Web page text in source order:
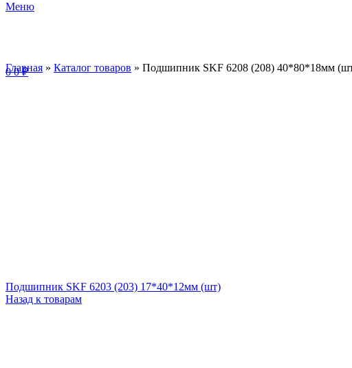
Меню
00₽
Главная » Каталог товаров » Подшипник SKF 6208 (208) 40*80*18мм
Подшипник SKF 6203 (203) 17*40*12мм (шт)
Назад к товарам